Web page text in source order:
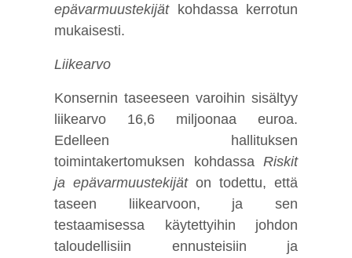
epävarmuustekijätkohdassa kerrotun
mukaisesti.
Liikearvo
Konsernin taseeseen varoihin sisältyy
liikearvo 16,6 miljoonaa euroa.
Edelleen hallituksen
toimintakertomuksen kohdassa Riskit
ja epävarmuustekijäton todettu, että
taseen liikearvoon, ja sen
testaamisessa käytettyihin johdon
taloudellisiin ennusteisiin ja